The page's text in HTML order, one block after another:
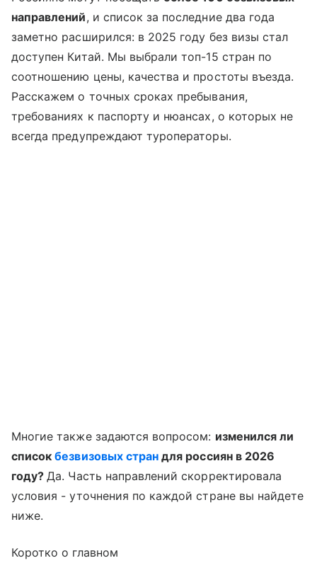
направлений, и список за последние два года
заметно расширился: в 2025 году без визы стал
доступен Китай. Мы выбрали топ-15 стран по
соотношению цены, качества и простоты въезда.
Расскажем о точных сроках пребывания,
требованиях к паспорту и нюансах, о которых не
всегда предупреждают туроператоры.
Многие также задаются вопросом: изменился ли
списокбезвизовых стран для россиян в 2026
году?Да. Часть направлений скорректировала
условия - уточнения по каждой стране вы найдете
ниже.
Коротко о главном